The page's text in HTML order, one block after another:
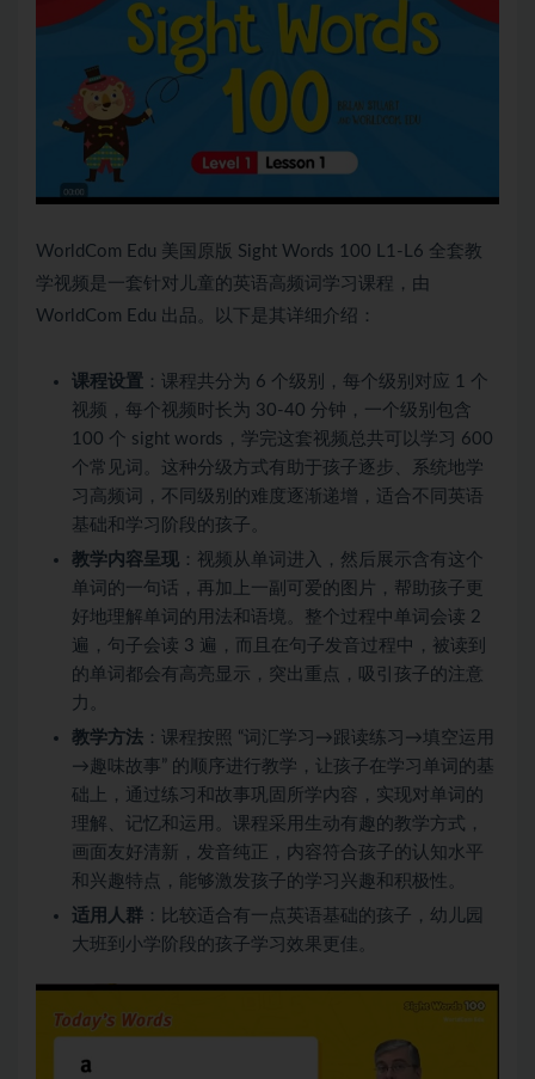
WorldCom Edu 美国原版 Sight Words 100 L1-L6 全套教
学视频是一套针对儿童的英语高频词学习课程，由
WorldCom Edu 出品。以下是其详细介绍：
课程设置 ：课程共分为 6 个级别，每个级别对应 1 个
视频，每个视频时长为 30-40 分钟，一个级别包含
100 个 sight words，学完这套视频总共可以学习 600
个常见词。这种分级方式有助于孩子逐步、系统地学
习高频词，不同级别的难度逐渐递增，适合不同英语
基础和学习阶段的孩子。
教学内容呈现 ：视频从单词进入，然后展示含有这个
单词的一句话，再加上一副可爱的图片，帮助孩子更
好地理解单词的用法和语境。整个过程中单词会读 2
遍，句子会读 3 遍，而且在句子发音过程中，被读到
的单词都会有高亮显示，突出重点，吸引孩子的注意
力。
教学方法 ：课程按照 “词汇学习→跟读练习→填空运用
→趣味故事” 的顺序进行教学，让孩子在学习单词的基
础上，通过练习和故事巩固所学内容，实现对单词的
理解、记忆和运用。课程采用生动有趣的教学方式，
画面友好清新，发音纯正，内容符合孩子的认知水平
和兴趣特点，能够激发孩子的学习兴趣和积极性。
适用人群 ：比较适合有一点英语基础的孩子，幼儿园
大班到小学阶段的孩子学习效果更佳。